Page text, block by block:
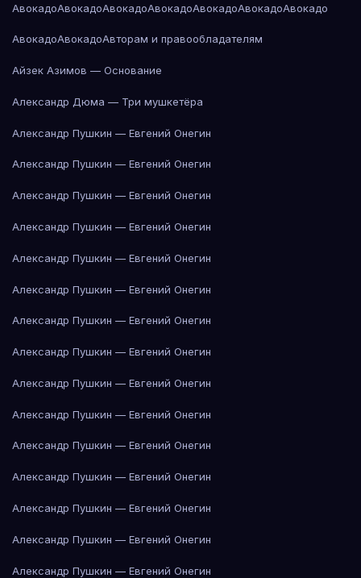
АвокадоАвокадоАвокадоАвокадоАвокадоАвокадоАвокадо
АвокадоАвокадоАвторам и правообладателям
Айзек Азимов — Основание
Александр Дюма — Три мушкетёра
Александр Пушкин — Евгений Онегин
Александр Пушкин — Евгений Онегин
Александр Пушкин — Евгений Онегин
Александр Пушкин — Евгений Онегин
Александр Пушкин — Евгений Онегин
Александр Пушкин — Евгений Онегин
Александр Пушкин — Евгений Онегин
Александр Пушкин — Евгений Онегин
Александр Пушкин — Евгений Онегин
Александр Пушкин — Евгений Онегин
Александр Пушкин — Евгений Онегин
Александр Пушкин — Евгений Онегин
Александр Пушкин — Евгений Онегин
Александр Пушкин — Евгений Онегин
Александр Пушкин — Евгений Онегин